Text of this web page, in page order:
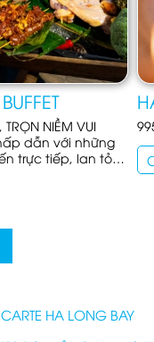
TRỌN NIỀM VUI
dẫn với những
trực tiếp, lan tỏa
ấm cúng.
HA LONG BAY